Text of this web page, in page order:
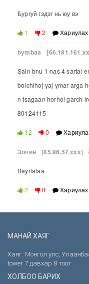
Бургуй гэдэг нь юу вэ
1 2 Хариулах
bymbaa
Sain bnu 1 nas 4 sartai
bolchihoj yaj ymar arga
n tsagaan horhoi garch
80124115
12 0
Зочин [85.96.57.xxx]
Bayrlalaa
2 0 Хариулах
МАНАЙ ХАЯГ
Хаяг: Монгол улс,
tower 7 давхар 8 тоот
ХОЛБОО БАРИХ